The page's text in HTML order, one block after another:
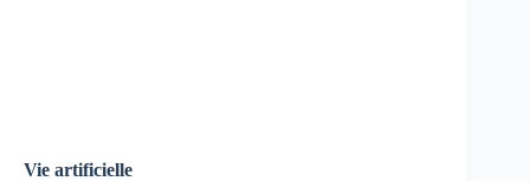
Vie artificielle